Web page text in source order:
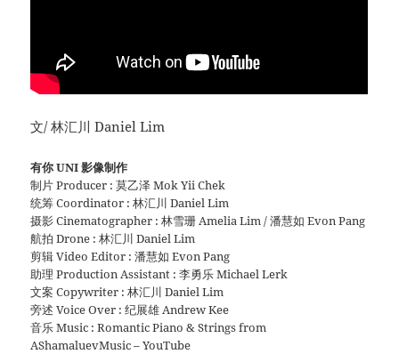
文/ 林汇川 Daniel Lim
有你 UNI 影像制作
制片 Producer : 莫乙泽 Mok Yii Chek
统筹 Coordinator : 林汇川 Daniel Lim
摄影 Cinematographer : 林雪珊 Amelia Lim / 潘慧如 Evon Pang
航拍 Drone : 林汇川 Daniel Lim
剪辑 Video Editor : 潘慧如 Evon Pang
助理 Production Assistant : 李勇乐 Michael Lerk
文案 Copywriter : 林汇川 Daniel Lim
旁述 Voice Over : 纪展雄 Andrew Kee
音乐 Music : Romantic Piano & Strings from
AShamaluevMusic – YouTube